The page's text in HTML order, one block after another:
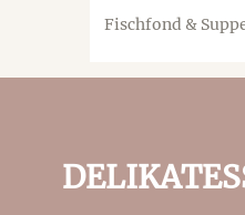
Fischfond &